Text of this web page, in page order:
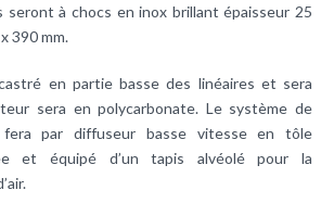
seront à chocs en inox brillant épaisseur 25
390 mm.
en partie basse des linéaires et sera
sera en polycarbonate. Le système de
fera par diffuseur basse vitesse en tôle
et équipé d’un tapis alvéolé pour la